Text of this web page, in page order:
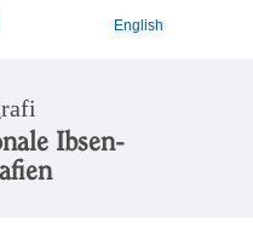
English
Ibsen-